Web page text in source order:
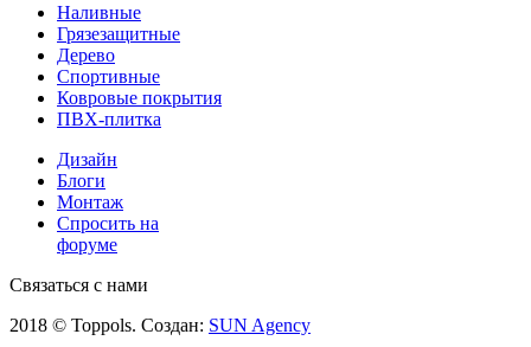
Наливные
Грязезащитные
Дерево
Спортивные
Ковровые покрытия
ПВХ-плитка
Дизайн
Блоги
Монтаж
Спросить на
форуме
Связаться с нами
2018 © Toppols. Создан: SUN Agency